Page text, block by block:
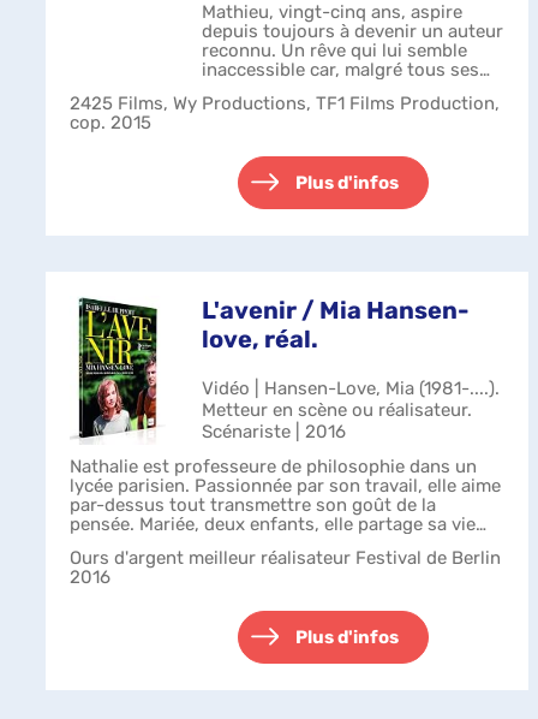
Mathieu, vingt-cinq ans, aspire
depuis toujours à devenir un auteur
reconnu. Un rêve qui lui semble
inaccessible car, malgré tous ses
édité. En attendant, il gagne sa vie
2425 Films, Wy Productions, TF1 Films Production,
cop. 2015
Plus d'infos
L'avenir / Mia Hansen-
love, réal.
Vidéo | Hansen-Love, Mia (1981-....).
Metteur en scène ou réalisateur.
Scénariste | 2016
Nathalie est professeure de philosophie dans un
lycée parisien. Passionnée par son travail, elle aime
par-dessus tout transmettre son goût de la
pensée. Mariée, deux enfants, elle partage sa vie
Ours d'argent meilleur réalisateur Festival de Berlin
2016
Plus d'infos